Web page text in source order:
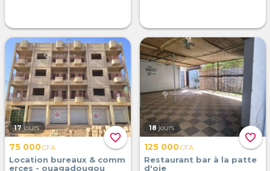
favorite_border
17 jours
75 000CFA
Location bureaux & comm
erces - ouagadougou
favorite_border
18 jours
125 000CFA
Restaurant bar à la patte
d'oie